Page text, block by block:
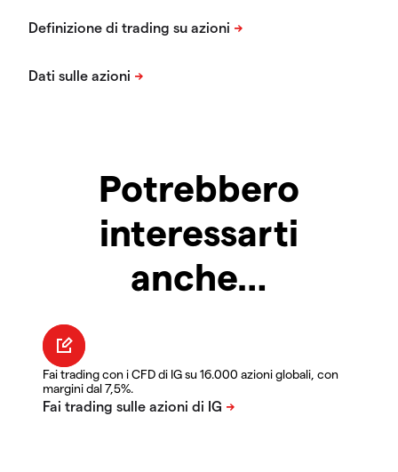
Potrebbero
interessarti
anche…
Fai trading con i CFD di IG su 16.000 azioni globali, con
margini dal 7,5%.